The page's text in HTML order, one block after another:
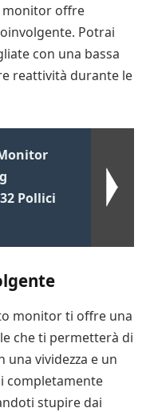
monitor offre
Potrai
con una bassa
reattività durante le
Pollici
monitor ti offre una
che ti permetterà di
una vividezza e un
completamente
stupire dai